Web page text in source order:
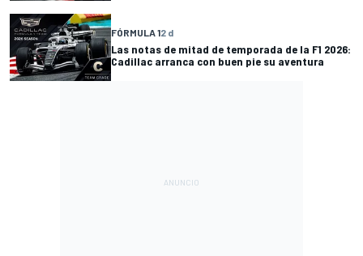
FÓRMULA 12 d
Las notas de mitad de temporada de la F1 2026:
Cadillac arranca con buen pie su aventura